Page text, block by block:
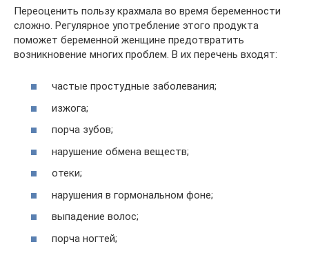
Переоценить пользу крахмала во время беременности
сложно. Регулярное употребление этого продукта
поможет беременной женщине предотвратить
возникновение многих проблем. В их перечень входят:
частые простудные заболевания;
изжога;
порча зубов;
нарушение обмена веществ;
отеки;
нарушения в гормональном фоне;
выпадение волос;
порча ногтей;